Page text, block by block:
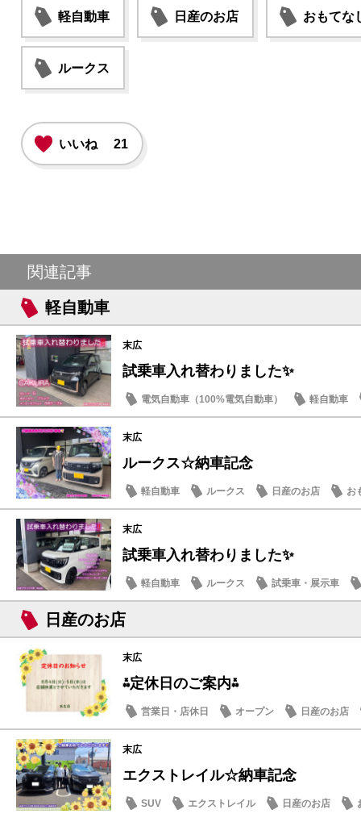
軽自動車 日産のお店 おもてな
ルークス
いいね 21
関連記事
軽自動車
末広
試乗車入れ替わりました✨
電気自動車（100%電気自動車）
軽自動車
日産のお店
末広
ルークス☆納車記念
軽自動車 ルークス 日産のお店 お
末広
試乗車入れ替わりました✨
軽自動車 ルークス 試乗車・展示車
日産のお店
末広
⁂定休日のご案内⁂
営業日・店休日 オープン 日産のお店
末広
エクストレイル☆納車記念
SUV エクストレイル 日産のお店